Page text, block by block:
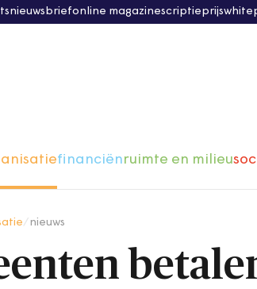
nieuwsbriefonline magazinescriptieprijs
financiënruimte en milieu
nieuws